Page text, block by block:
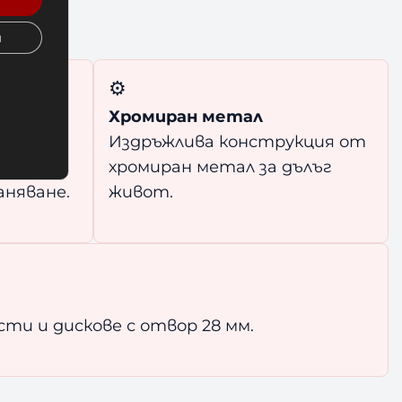
⚙️
Хромиран метал
Издръжлива конструкция от
хромиран метал за дълъг
живот.
и дискове с отвор 28 мм.